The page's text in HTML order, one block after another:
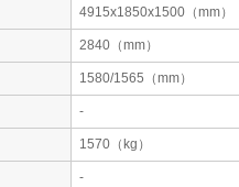
4915x1850x1500（mm）
2840（mm）
1580/1565（mm）
-
1570（kg）
-